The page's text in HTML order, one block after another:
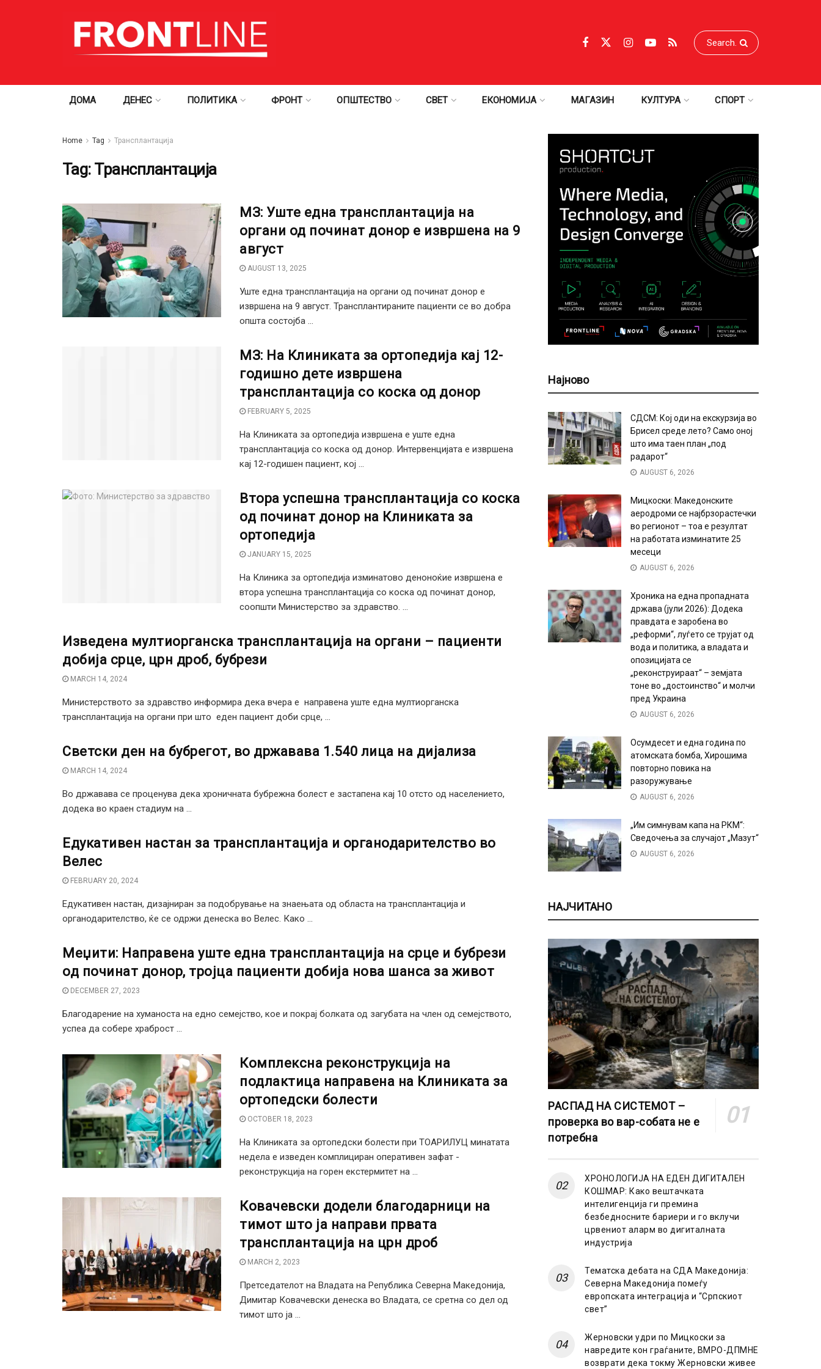
ДОМА ДЕНЕС ПОЛИТИКА ФРОНТ ОПШТЕСТВО СВЕТ ЕКОНОМИЈА МАГАЗИН КУЛТУРА СПОРТ
Home Tag Трансплантација
Tag: Трансплантација
МЗ: Уште една трансплантација на
органи од починат донор е извршена на 9
август
AUGUST 13, 2025
Уште една трансплантација на органи од починат донор е
извршена на 9 август. Трансплантираните пациенти се во добра
општа состојба ...
МЗ: На Клиниката за ортопедија кај 12-
годишно дете извршена
трансплантација со коска од донор
FEBRUARY 5, 2025
На Клиниката за ортопедија извршена е уште една
трансплантација со коска од донор. Интервенцијата е извршена
кај 12-годишен пациент, кој ...
Втора успешна трансплантација со коска
од починат донор на Клиниката за
ортопедија
JANUARY 15, 2025
На Клиника за ортопедија изминатово деноноќие извршена е
втора успешна трансплантација со коска од починат донор,
соопшти Министерство за здравство. ...
Изведена мултиорганска трансплантација на органи – пациенти
добија срце, црн дроб, бубрези
MARCH 14, 2024
Министерството за здравство информира дека вчера е направена уште една мултиорганска
трансплантација на органи при што еден пациент доби срце, ...
Светски ден на бубрегот, во државава 1.540 лица на дијализа
MARCH 14, 2024
Во државава се проценува дека хроничната бубрежна болест е застапена кај 10 отсто од населението,
додека во краен стадиум на ...
Едукативен настан за трансплантација и органодарителство во
Велес
FEBRUARY 20, 2024
Едукативен настан, дизајниран за подобрување на знаењата од областа на трансплантација и
органодарителство, ќе се одржи денеска во Велес. Како ...
Меџити: Направена уште една трансплантација на срце и бубрези
од починат донор, тројца пациенти добија нова шанса за живот
DECEMBER 27, 2023
Благодарение на хуманоста на едно семејство, кое и покрај болката од загубата на член од семејството,
успеа да собере храброст ...
Комплексна реконструкција на
подлактица направена на Клиниката за
ортопедски болести
OCTOBER 18, 2023
На Клиниката за ортопедски болести при ТОАРИЛУЦ минатата
недела е изведен комплициран оперативен зафат -
реконструкција на горен екстермитет на ...
Ковачевски додели благодарници на
тимот што ја направи првата
трансплантација на црн дроб
MARCH 2, 2023
Претседателот на Владата на Република Северна Македонија,
Димитар Ковачевски денеска во Владата, се сретна со дел од
тимот што ја ...
Најново
СДСМ: Кој оди на екскурзија во
Брисел среде лето? Само оној
што има таен план „под
радарот“
AUGUST 6, 2026
Мицкоски: Македонските
аеродроми се најбрзорастечки
во регионот – тоа е резултат
на работата изминатите 25
месеци
AUGUST 6, 2026
Хроника на една пропадната
држава (јули 2026): Додека
правдата е заробена во
„реформи“, луѓето се трујат од
вода и политика, а владата и
опозицијата се
„реконструираат“ – земјата
тоне во „достоинство“ и молчи
пред Украина
AUGUST 6, 2026
Осумдесет и една година по
атомската бомба, Хирошима
повторно повика на
разоружување
AUGUST 6, 2026
„Им симнувам капа на РКМ“:
Сведочења за случајот „Мазут“
AUGUST 6, 2026
НАЈЧИТАНО
РАСПАД НА СИСТЕМОТ –
проверка во вар-собата не е
потребна
ХРОНОЛОГИЈА НА ЕДЕН ДИГИТАЛЕН
КОШМАР: Како вештачката
интелигенција ги премина
безбедносните бариери и го вклучи
црвениот аларм во дигиталната
индустрија
Тематска дебата на СДА Македонија:
Северна Македонија помеѓу
европската интеграција и “Српскиот
свет”
Жерновски удри по Мицкоски за
навредите кон граѓаните, ВМРО-ДПМНЕ
возврати дека токму Жерновски живее